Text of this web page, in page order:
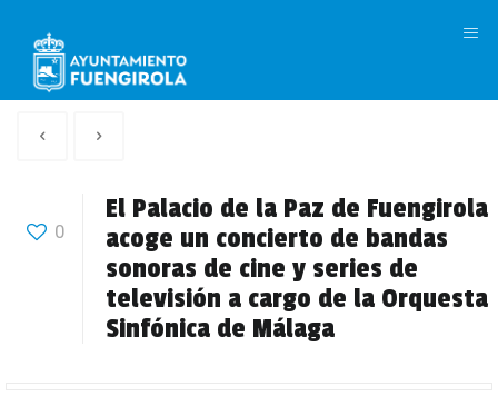
anterior
0
El Palacio de la Paz de Fuengirola
acoge un concierto de bandas
sonoras de cine y series de
televisión a cargo de la Orquesta
Sinfónica de Málaga